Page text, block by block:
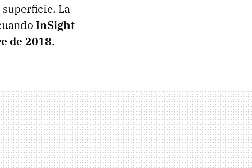
La
InSight
de 2018.